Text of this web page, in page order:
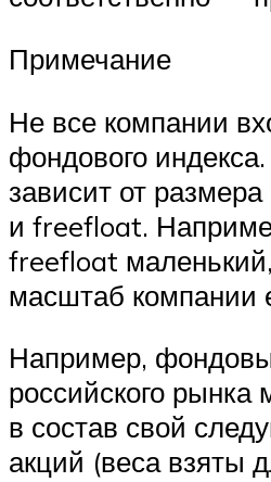
Примечание
Не все компании
фондового
зависит от
и freefloat.
freefloat
масштаб компании
Например,
российского рынка
в состав свой
акций (веса взяты